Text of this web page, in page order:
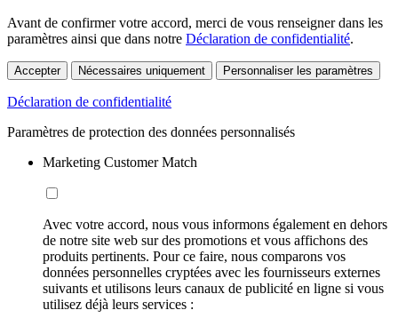
Avant de confirmer votre accord, merci de vous renseigner dans les
paramètres ainsi que dans notre Déclaration de confidentialité.
Accepter Nécessaires uniquement Personnaliser les paramètres
Déclaration de confidentialité
Paramètres de protection des données personnalisés
Marketing Customer Match
Avec votre accord, nous vous informons également en dehors
de notre site web sur des promotions et vous affichons des
produits pertinents. Pour ce faire, nous comparons vos
données personnelles cryptées avec les fournisseurs externes
suivants et utilisons leurs canaux de publicité en ligne si vous
utilisez déjà leurs services :